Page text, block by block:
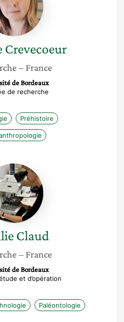
Crevecoeur
– France
de Bordeaux
de recherche
Préhistoire
Émilie
Claud
Claud
– France
de Bordeaux
et d’opération
Paléontologie